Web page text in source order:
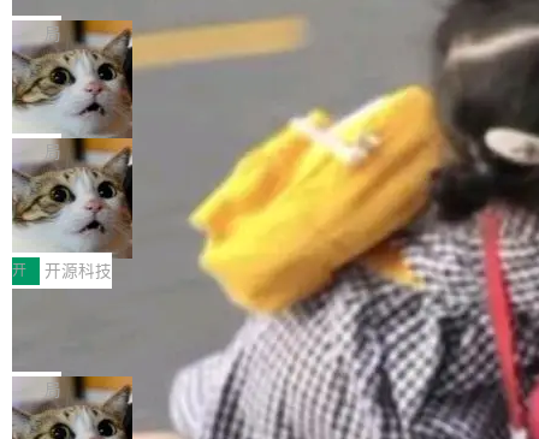
库之一。你的操作系统、浏览器、无数的基础设
施软件，很可能都在用它。而过去十年，维护它
的人一直在用业余...
gi?id=2019042">Bug&nbsp;2019042</a>）</l
i> <li>现在，助手可以直接使用 Exa 的网络搜索
结果回答问题，而无需将问题转交给搜索引擎。
（<a href="https://bugzilla.mozilla.org/show_
bug.cgi?id=204...
的 npm 包。项目的核心论点是：容器不适合 Ag
ent 计算。真正适合的，是 Isolate。 Cloudflare
工程师在这件事上没什么可谦虚的——他们用 W
orkers 跑了十年 Isolate。用 CEO Matthew Pri
nce 的话说：「我们一生都在用 Isolate 运行代
码，而 AI Agent 不需要容器，它们需要的是 Iso
late。」 容器为什么不合适 容器的问题在于启动
和销毁都太重了。一个 Agent 要执行的任务可能
只需要几毫秒的 CPU 时间，但容器从冷启动到
就绪要花数秒。如果未来有十...
局
OpenAI 公开邮件和聊天记录回应苹果
诉讼，称“Apple is getting this wron
g”
上个月，苹果一纸诉状把 OpenAI 告上法庭，指
控其挖角苹果前员工并窃取商业秘密。苹果的诉
状把 OpenAI 描述成一个系统性地从前东家挖
人、套取机密信息的对手。 OpenAI 没发律师
函，也没选择庭外沉默。它在官网贴了一篇博
文，标题只有六个字：Apple is getting this wro
ng。 然后，它把邮件往来和 iMessage 聊天记
录全贴了出来。 他发错人了 苹果外部律师 Gabr
iel Gross 来自 Weil 律所，2 月 23 日下午 5:53
给 OpenAI 总法律顾问 Che Chang 发了封邮
件，附了一封长信，要求 OpenAI 配合调查前苹
局
HUAWEI MatePad Edge上架WorkBu
ddy鸿蒙PC版，说话就能干活的AI办公
搭子
全能AI工作台WorkBuddy鸿蒙PC版上架HUAWE
I MatePad Edge应用市场，直接下载即可使
用，与鸿蒙电脑上的体验一致。值得一提的是，
这是目前市面上唯一支持平板接入WorkBuddy P
C版的产品，搭载“人机双写”重磅功能——你写
你的，AI写AI的，同屏协作互不干扰。一句话让
AI帮你干活，现在开启全新体验！ 温馨提示：
开 开源科技
FFmpeg 9.0 发布：代号“Lei”，以此纪
全球知名开源多媒体框架 FFmpeg 今天正式发
布了 9.0 版本。这个版本除了带来新一代音视频
处理能力和硬件加速支持之外，还有一个特殊之
局